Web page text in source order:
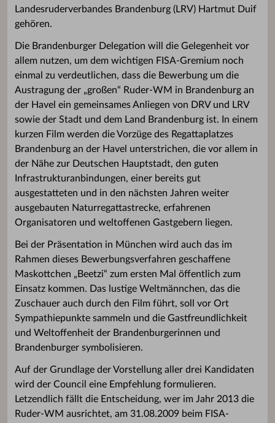
Landesruderverbandes Brandenburg (LRV) Hartmut Duif
gehören.
Die Brandenburger Delegation will die Gelegenheit vor
allem nutzen, um dem wichtigen FISA-Gremium noch
einmal zu verdeutlichen, dass die Bewerbung um die
Austragung der „großen“ Ruder-WM in Brandenburg an
der Havel ein gemeinsames Anliegen von DRV und LRV
sowie der Stadt und dem Land Brandenburg ist. In einem
kurzen Film werden die Vorzüge des Regattaplatzes
Brandenburg an der Havel unterstrichen, die vor allem in
der Nähe zur Deutschen Hauptstadt, den guten
Infrastrukturanbindungen, einer bereits gut
ausgestatteten und in den nächsten Jahren weiter
ausgebauten Naturregattastrecke, erfahrenen
Organisatoren und weltoffenen Gastgebern liegen.
Bei der Präsentation in München wird auch das im
Rahmen dieses Bewerbungsverfahren geschaffene
Maskottchen „Beetzi“ zum ersten Mal öffentlich zum
Einsatz kommen. Das lustige Weltmännchen, das die
Zuschauer auch durch den Film führt, soll vor Ort
Sympathiepunkte sammeln und die Gastfreundlichkeit
und Weltoffenheit der Brandenburgerinnen und
Brandenburger symbolisieren.
Auf der Grundlage der Vorstellung aller drei Kandidaten
wird der Council eine Empfehlung formulieren.
Letzendlich fällt die Entscheidung, wer im Jahr 2013 die
Ruder-WM ausrichtet, am 31.08.2009 beim FISA-